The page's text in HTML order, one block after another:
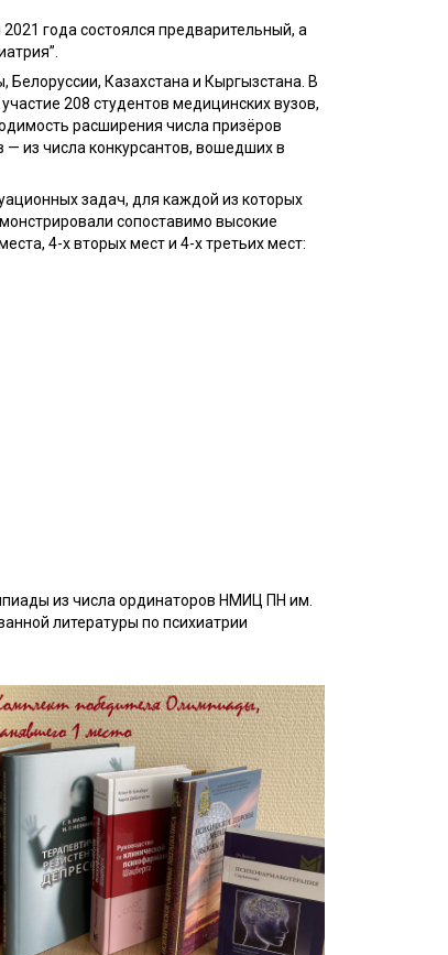
года состоялся предварительный, а
Белоруссии, Казахстана и Кыргызстана. В
208 студентов медицинских вузов,
расширения числа призёров
из числа конкурсантов, вошедших в
задач, для каждой из которых
сопоставимо высокие
4-х вторых мест и 4-х третьих мест:
из числа ординаторов НМИЦ ПН им.
литературы по психиатрии